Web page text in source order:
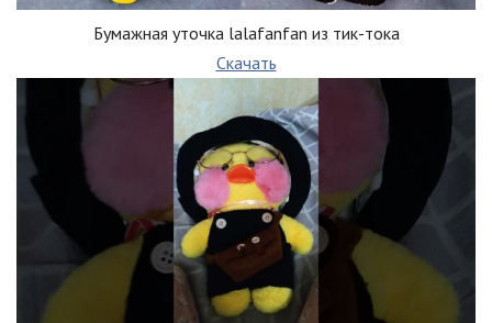
Бумажная уточка lalafanfan из тик-тока
Скачать